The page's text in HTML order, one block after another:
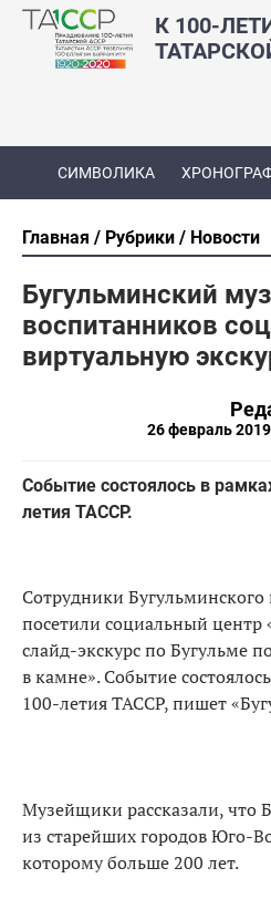
К 100-
СИМВОЛИКА
Главная Рубрики Новости
Бугульминский
воспитанников
виртуальную
26 февраль
Событие состоялось в
летия ТАССР.
Сотрудники Бугульминского
посетили социальный центр
слайд-экскурс по Бугульме
в камне». Событие
100-летия ТАССР, пишет
Музейщики рассказали, что
из старейших городов Юго-
которому больше 200 лет.